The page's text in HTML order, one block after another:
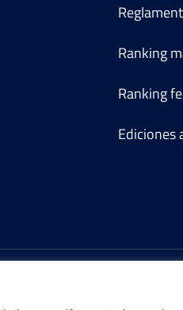
Ranking
Ranking
Ediciones